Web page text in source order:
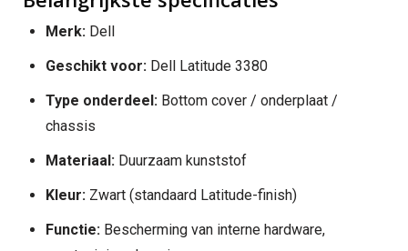
Merk: Dell
Geschikt voor: Dell Latitude 3380
Type onderdeel: Bottom cover / onderplaat /
chassis
Materiaal: Duurzaam kunststof
Kleur: Zwart (standaard Latitude-finish)
Functie: Bescherming van interne hardware,